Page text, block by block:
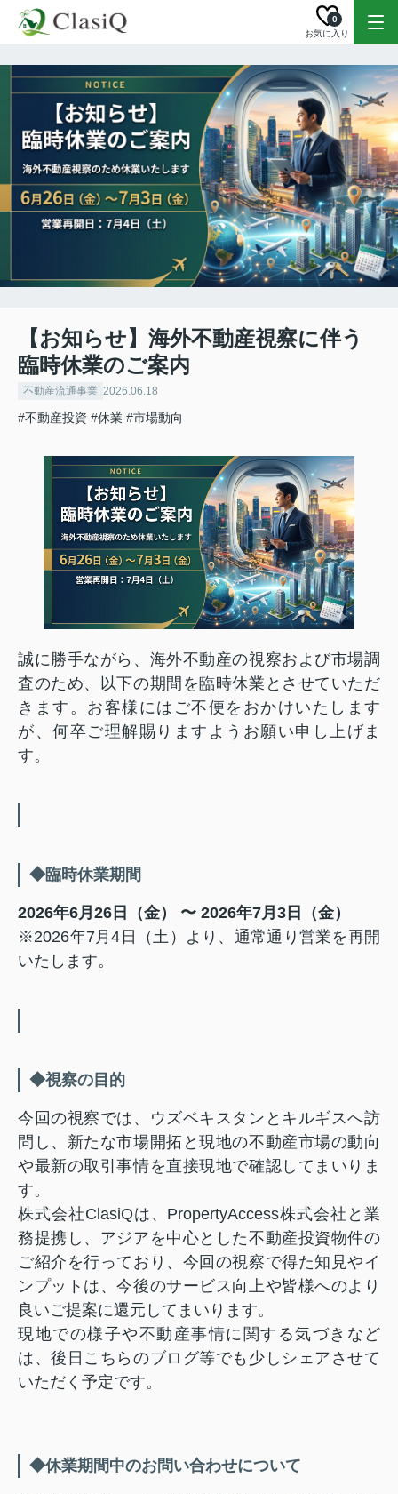
お気に入り
0
【お知らせ】海外不動産視察に伴う
臨時休業のご案内
不動産流通事業 2026.06.18
#不動産投資 #休業 #市場動向
誠に勝手ながら、海外不動産の視察および市場調
査のため、以下の期間を臨時休業とさせていただ
きます。お客様にはご不便をおかけいたします
が、何卒ご理解賜りますようお願い申し上げま
す。
◆臨時休業期間
2026年6月26日（金） 〜 2026年7月3日（金）
※2026年7月4日（土）より、通常通り営業を再開
いたします。
◆視察の目的
今回の視察では、ウズベキスタンとキルギスへ訪
問し、新たな市場開拓と現地の不動産市場の動向
や最新の取引事情を直接現地で確認してまいりま
す。
株式会社ClasiQは、PropertyAccess株式会社と業
務提携し、アジアを中心とした不動産投資物件の
ご紹介を行っており、今回の視察で得た知見やイ
ンプットは、今後のサービス向上や皆様へのより
良いご提案に還元してまいります。
現地での様子や不動産事情に関する気づきなど
は、後日こちらのブログ等でも少しシェアさせて
いただく予定です。
◆休業期間中のお問い合わせについて